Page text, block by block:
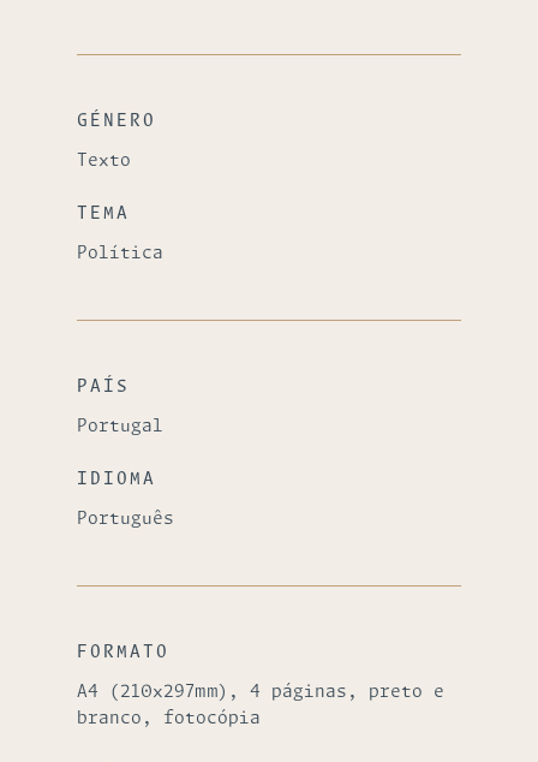
GÉNERO
Texto
TEMA
Política
PAÍS
Portugal
IDIOMA
Português
FORMATO
A4 (210x297mm), 4 páginas, preto e
branco, fotocópia